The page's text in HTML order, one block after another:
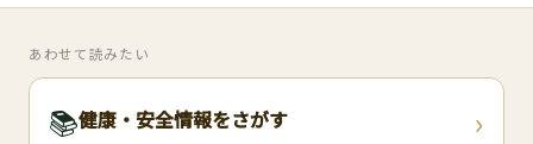
あわせて読みたい
📚健康・安全情報をさがす ›